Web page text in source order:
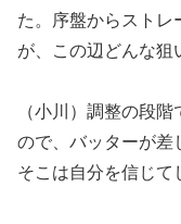
た。序盤からストレ
が、この辺どんな狙
（小川）調整の段
ので、バッターが差
そこは自分を信じて